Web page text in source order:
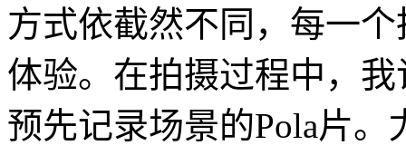
方式依截然不同，每一
体验。在拍摄过程中，
预先记录场景的Pola片